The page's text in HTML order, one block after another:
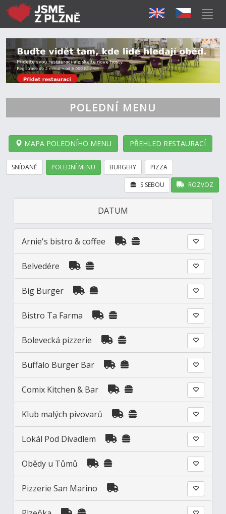
POLEDNÍ MENU
MAPA POLEDNÍHO MENU PŘEHLED RESTAURACÍ
SNÍDANĚ POLEDNÍ MENU BURGERY PIZZA
ROZVOZ
S SEBOU
DATUM
Arnie's bistro & coffee
Belvedére
Big Burger
Bistro Ta Farma
Bolevecká pizzerie
Buffalo Burger Bar
Comix Kitchen & Bar
Klub malých pivovarů
Lokál Pod Divadlem
Obědy u Tůmů
Pizzerie San Marino